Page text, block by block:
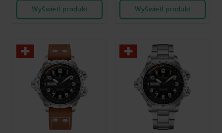
Wyświetl produkt
Wyświetl produkt